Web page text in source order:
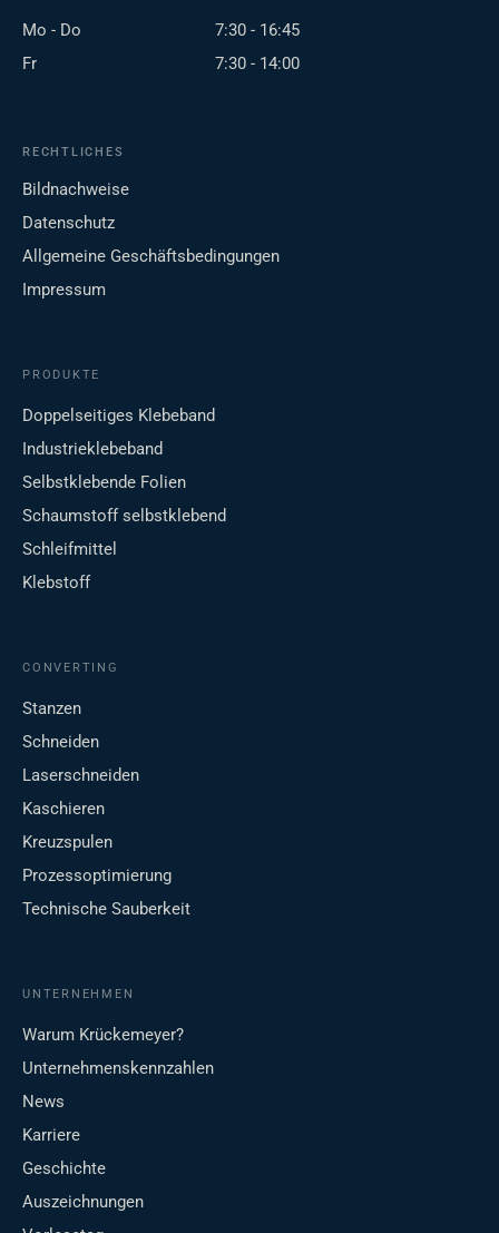
Mo - Do
7:30 - 16:45
Fr
7:30 - 14:00
RECHTLICHES
Bildnachweise
Datenschutz
Allgemeine Geschäftsbedingungen
Impressum
PRODUKTE
Doppelseitiges Klebeband
Industrieklebeband
Selbstklebende Folien
Schaumstoff selbstklebend
Schleifmittel
Klebstoff
CONVERTING
Stanzen
Schneiden
Laserschneiden
Kaschieren
Kreuzspulen
Prozessoptimierung
Technische Sauberkeit
UNTERNEHMEN
Warum Krückemeyer?
Unternehmenskennzahlen
News
Karriere
Geschichte
Auszeichnungen